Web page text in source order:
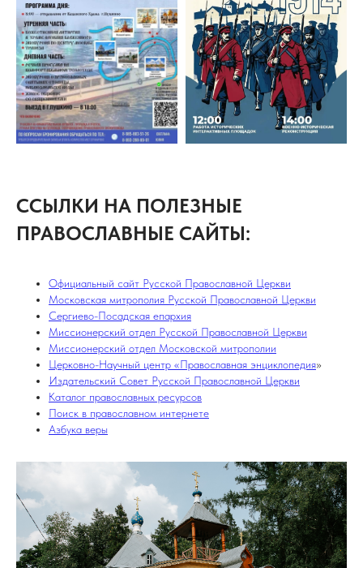
ССЫЛКИ НА ПОЛЕЗНЫЕ
ПРАВОСЛАВНЫЕ САЙТЫ:
Официальный сайт Русской Православной Церкви
Московская митрополия Русской Православной Церкви
Сергиево-Посадская епархия
Миссионерский отдел Русской Православной Церкви
Миссионерский отдел Московской митрополии
Церковно-Научный центр «Православная энциклопедия»
Издательский Совет Русской Православной Церкви
Каталог православных ресурсов
Поиск в православном интернете
Азбука веры